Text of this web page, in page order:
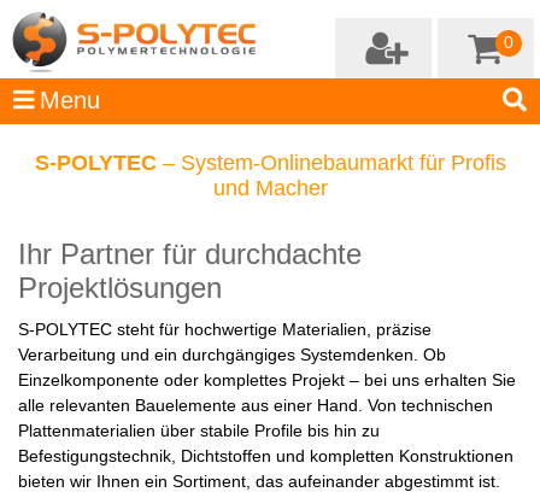
0
S-POLYTEC– System-Onlinebaumarkt für Profis
und Macher
Ihr Partner für durchdachte
Projektlösungen
S-POLYTEC steht für hochwertige Materialien, präzise
Verarbeitung und ein durchgängiges Systemdenken. Ob
Einzelkomponente oder komplettes Projekt – bei uns erhalten Sie
alle relevanten Bauelemente aus einer Hand. Von technischen
Plattenmaterialien über stabile Profile bis hin zu
Befestigungstechnik, Dichtstoffen und kompletten Konstruktionen
bieten wir Ihnen ein Sortiment, das aufeinander abgestimmt ist.